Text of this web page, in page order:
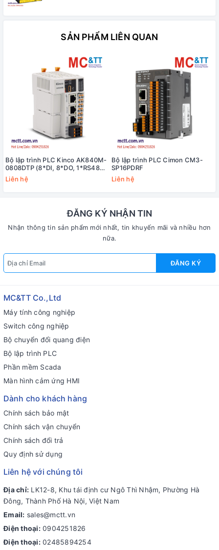
SẢN PHẨM LIÊN QUAN
Bộ lập trình PLC Kinco AK840M-
0808DTP (8*DI, 8*DO, 1*RS485,
2*Ethernet, 1*EtherCAT)
Liên hệ
Bộ lập trình PLC Cimon CM3-
SP16PDRF
Liên hệ
ĐĂNG KÝ NHẬN TIN
Nhận thông tin sản phẩm mới nhất, tin khuyến mãi và nhiều hơn
nữa.
ĐĂNG KÝ
MC&TT Co.,Ltd
Máy tính công nghiệp
Switch công nghiệp
Bộ chuyển đổi quang điện
Bộ lập trình PLC
Phần mềm Scada
Màn hình cảm ứng HMI
Dành cho khách hàng
Chính sách bảo mật
Chính sách vận chuyển
Chính sách đổi trả
Quy định sử dụng
Liên hệ với chúng tôi
Địa chỉ: LK12-8, Khu tái định cư Ngô Thì Nhậm, Phường Hà
Đông, Thành Phố Hà Nội, Việt Nam
Email: sales@mctt.vn
Điện thoại: 0904251826
Điện thoại: 02485894254